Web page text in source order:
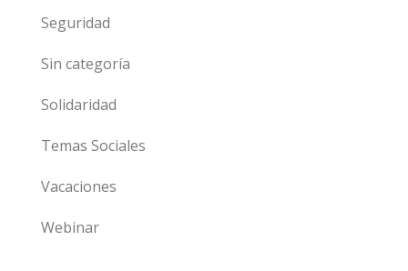
Seguridad
Sin categoría
Solidaridad
Temas Sociales
Vacaciones
Webinar